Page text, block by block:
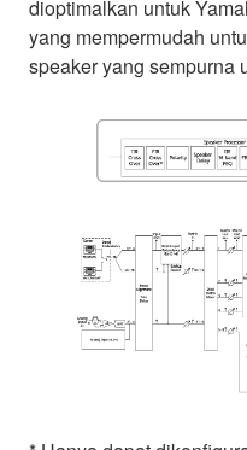
dioptimalkan untuk
yang mempermudah
speaker yang sempurna